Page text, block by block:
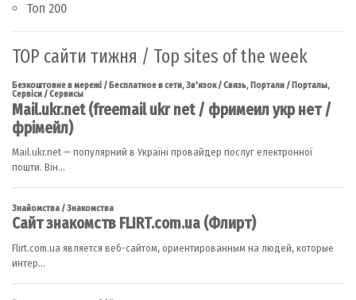
Топ 200
TOP сайти тижня / Top sites of the week